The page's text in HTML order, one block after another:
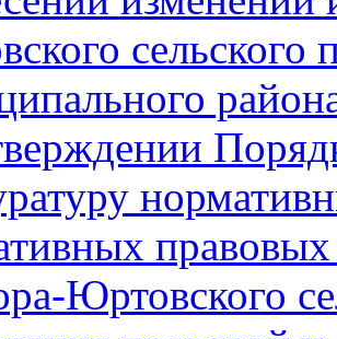
сельского
правовых
Юртовского